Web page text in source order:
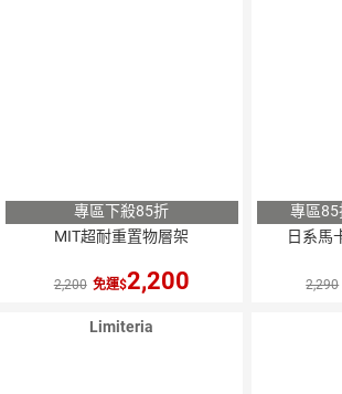
專區下殺85折
MIT超耐重置物層架
2,200 免運 2,200
專區
日系馬
2,290
Limiteria